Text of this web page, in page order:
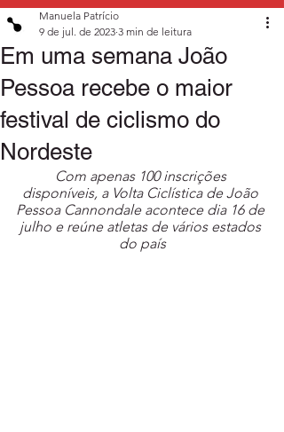
Em uma semana João
Pessoa recebe o maior
festival de ciclismo do
Nordeste
Manuela Patrício
9 de jul. de 2023 3 min de leitura
Com apenas 100 inscrições
disponíveis, a Volta Ciclística de João
Pessoa Cannondale acontece dia 16 de
julho e reúne atletas de vários estados
do país